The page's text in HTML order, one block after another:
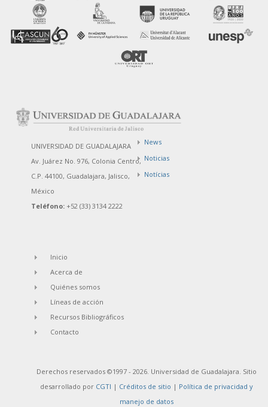
UNIVERSIDAD DE GUADALAJARA
Av. Juárez No. 976, Colonia Centro,
C.P. 44100, Guadalajara, Jalisco,
México
Teléfono: +52 (33) 3134 2222
News
Noticias
Notícias
Inicio
Acerca de
Quiénes somos
Líneas de acción
Recursos Bibliográficos
Contacto
Derechos reservados ©1997 - 2026. Universidad de Guadalajara. Sitio
desarrollado por CGTI | Créditos de sitio | Política de privacidad y
manejo de datos